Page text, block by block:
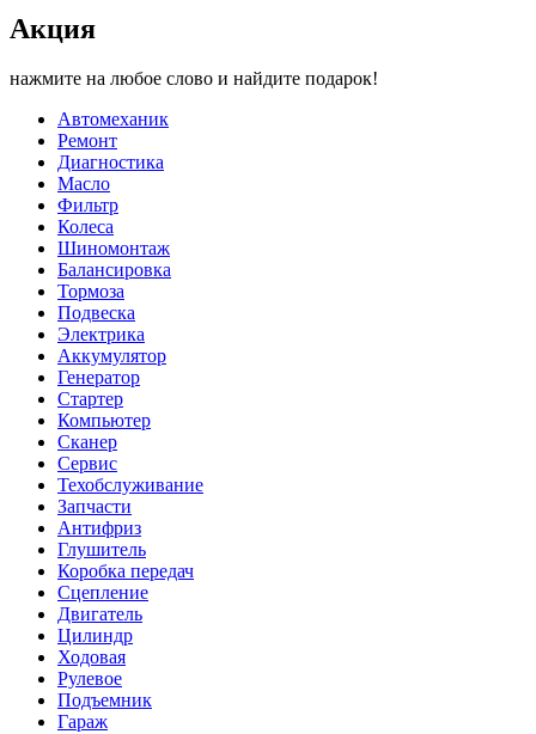
Акция
нажмите на любое слово и найдите подарок!
Автомеханик
Ремонт
Диагностика
Масло
Фильтр
Колеса
Шиномонтаж
Балансировка
Тормоза
Подвеска
Электрика
Аккумулятор
Генератор
Стартер
Компьютер
Сканер
Сервис
Техобслуживание
Запчасти
Антифриз
Глушитель
Коробка передач
Сцепление
Двигатель
Цилиндр
Ходовая
Рулевое
Подъемник
Гараж